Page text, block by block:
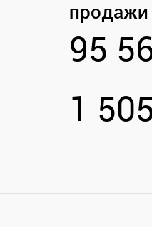
продажи
95
1